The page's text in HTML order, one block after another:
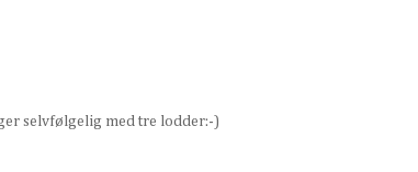
selvfølgelig med tre lodder:-)